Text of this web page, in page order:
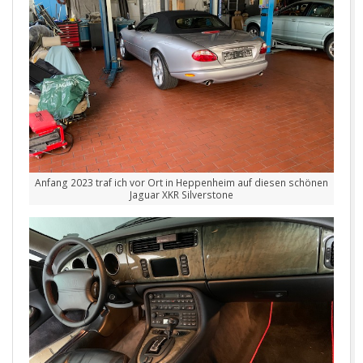
Anfang 2023 traf ich vor Ort in Heppenheim auf diesen schönen
Jaguar XKR Silverstone